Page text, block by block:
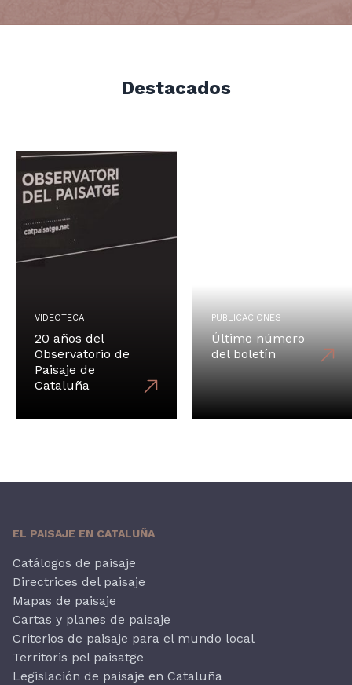
Destacados
VIDEOTECA
20 años del
Observatorio de
Paisaje de
Cataluña
PUBLICACIONES
Último número
del boletín
EL PAISAJE EN CATALUÑA
Catálogos de paisaje
Directrices del paisaje
Mapas de paisaje
Cartas y planes de paisaje
Criterios de paisaje para el mundo local
Territoris pel paisatge
Legislación de paisaje en Cataluña